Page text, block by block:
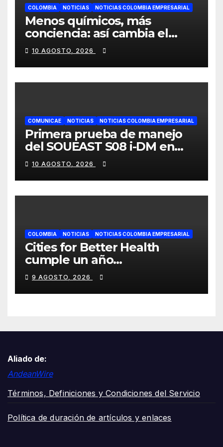
COLOMBIA NOTICIAS NOTICIAS COLOMBIA EMPRESARIAL
Menos químicos, más
conciencia: así cambia el
consumo de la cosmética en
Colombia
10 AGOSTO, 2026
COMUNICAE NOTICIAS NOTICIAS COLOMBIA EMPRESARIAL
Primera prueba de manejo
del SOUEAST S08 i-DM en
México recibe grandes
elogios por su confort
superior
10 AGOSTO, 2026
COLOMBIA NOTICIAS NOTICIAS COLOMBIA EMPRESARIAL
Cities for Better Health
cumple un año
transformando la salud en
Cali y lo celebra con una
jornada de voluntariado y
9 AGOSTO, 2026
Aliado de:
AndeanWire
Términos, Definiciones y Condiciones del Servicio
Política de duración de artículos y enlaces